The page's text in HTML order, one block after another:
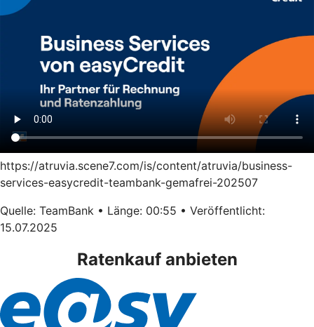
https://atruvia.scene7.com/is/content/atruvia/business-
services-easycredit-teambank-gemafrei-202507
Quelle: TeamBank • Länge: 00:55 • Veröffentlicht:
15.07.2025
Ratenkauf anbieten